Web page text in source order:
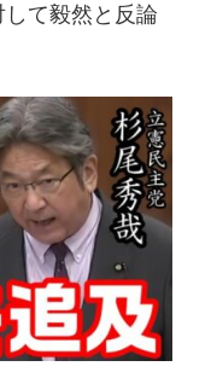
て毅然と反論